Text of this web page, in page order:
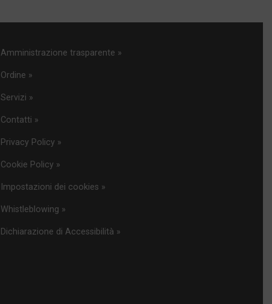
Amministrazione trasparente »
Ordine »
Servizi »
Contatti »
Privacy Policy »
Cookie Policy »
Impostazioni dei cookies »
Whistleblowing »
Dichiarazione di Accessibilità »